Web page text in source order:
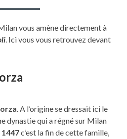
vous amène directement à
. Ici vous vous retrouvez devant
. A l’origine se dressait ici le
dynastie qui a régné sur Milan
1447c’est la fin de cette famille,